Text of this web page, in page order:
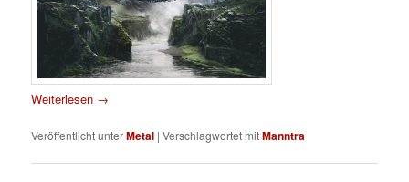
Weiterlesen →
Veröffentlicht unterMetal |Verschlagwortet mitManntra